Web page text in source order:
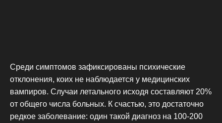
Среди симптомов зафиксированы психические
отклонения, коих не наблюдается у медицинских
вампиров. Случаи летального исходя составляют 20%
от общего числа больных. К счастью, это достаточно
редкое заболевание: один такой диагноз на 100-200